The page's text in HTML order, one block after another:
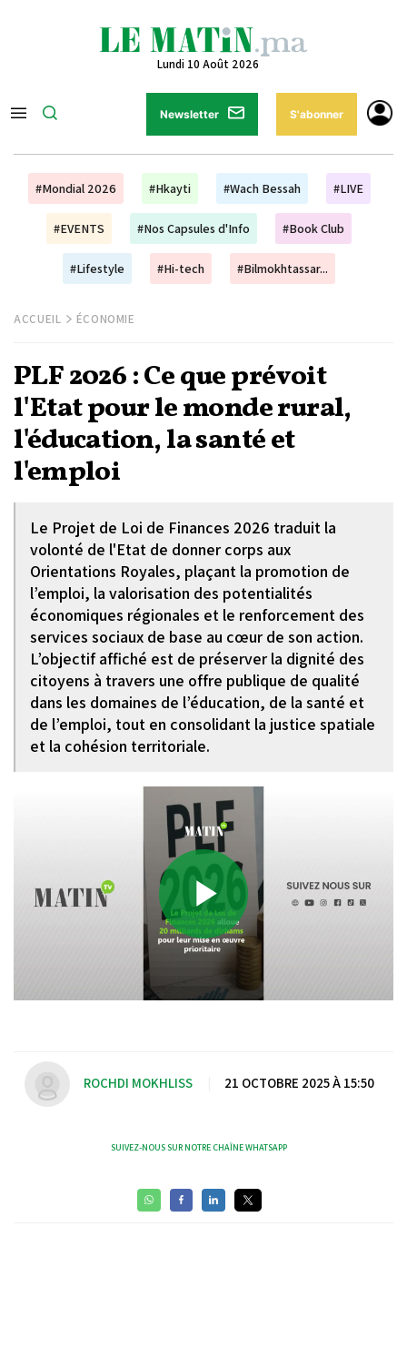
Lundi 10 Août 2026
Newsletter S'abonner
#Mondial 2026 #Hkayti #Wach Bessah #LIVE
#EVENTS #Nos Capsules d'Info #Book Club
#Lifestyle #Hi-tech #Bilmokhtassar...
ACCUEIL ÉCONOMIE
PLF 2026 : Ce que prévoit
l'Etat pour le monde rural,
l'éducation, la santé et
l'emploi
Le Projet de Loi de Finances 2026 traduit la
volonté de l'Etat de donner corps aux
Orientations Royales, plaçant la promotion de
l’emploi, la valorisation des potentialités
économiques régionales et le renforcement des
services sociaux de base au cœur de son action.
L’objectif affiché est de préserver la dignité des
citoyens à travers une offre publique de qualité
dans les domaines de l’éducation, de la santé et
de l’emploi, tout en consolidant la justice spatiale
et la cohésion territoriale.
Play
ROCHDI MOKHLISS 21 OCTOBRE 2025 À 15:50
SUIVEZ-NOUS SUR NOTRE CHAÎNE WHATSAPP